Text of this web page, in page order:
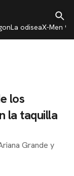
La odiseaX-Men 97
los
la taquilla
Grande y